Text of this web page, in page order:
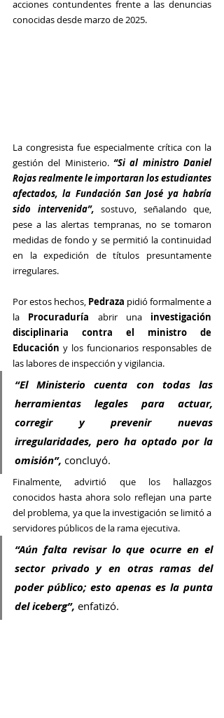
acciones contundentes frente a las denuncias
conocidas desde marzo de 2025.
La congresista fue especialmente crítica con la
gestión del Ministerio. “Si al ministro Daniel
Rojas realmente le importaran los estudiantes
afectados, la Fundación San José ya habría
sido intervenida”, sostuvo, señalando que,
pese a las alertas tempranas, no se tomaron
medidas de fondo y se permitió la continuidad
en la expedición de títulos presuntamente
irregulares.
Por estos hechos, Pedraza pidió formalmente a
la Procuraduría abrir una investigación
disciplinaria contra el ministro de
Educación y los funcionarios responsables de
las labores de inspección y vigilancia.
“El Ministerio cuenta con todas las
herramientas legales para actuar,
corregir y prevenir nuevas
irregularidades, pero ha optado por la
omisión”, concluyó.
Finalmente, advirtió que los hallazgos
conocidos hasta ahora solo reflejan una parte
del problema, ya que la investigación se limitó a
servidores públicos de la rama ejecutiva.
“Aún falta revisar lo que ocurre en el
sector privado y en otras ramas del
poder público; esto apenas es la punta
del iceberg”, enfatizó.